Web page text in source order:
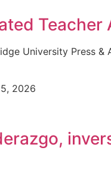
Teacher
University Press
2026